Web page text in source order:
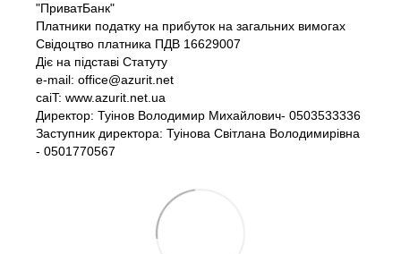
"ПриватБанк"
Платники податку на прибуток на загальних вимогах
Свідоцтво платника ПДВ 16629007
Діє на підставі Статуту
e-mail: office@azurit.net
caiT: www.azurit.net.ua
Директор: Туінов Володимир Михайлович- 0503533336
Заступник директора: Туінова Світлана Володимирівна
- 0501770567